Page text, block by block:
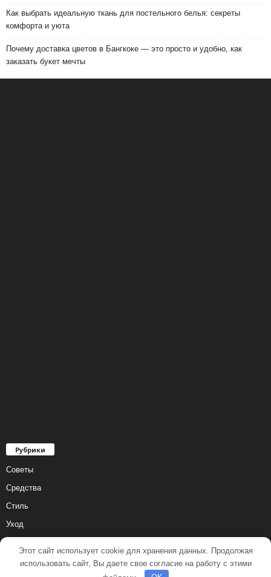
Как выбрать идеальную ткань для постельного белья: секреты
комфорта и уюта
Почему доставка цветов в Бангкоке — это просто и удобно, как
заказать букет мечты
Рубрики
Советы
Средства
Стиль
Уход
Этот сайт использует cookie для хранения данных. Продолжая
использовать сайт, Вы даете свое согласие на работу с этими